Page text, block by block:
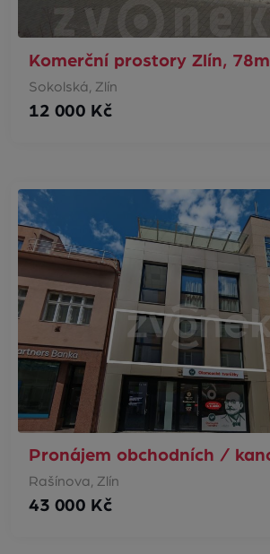
Komerční prostory Zlín,
Sokolská, Zlín
12 000 Kč
Pronájem obchodních /
Rašínova, Zlín
43 000 Kč